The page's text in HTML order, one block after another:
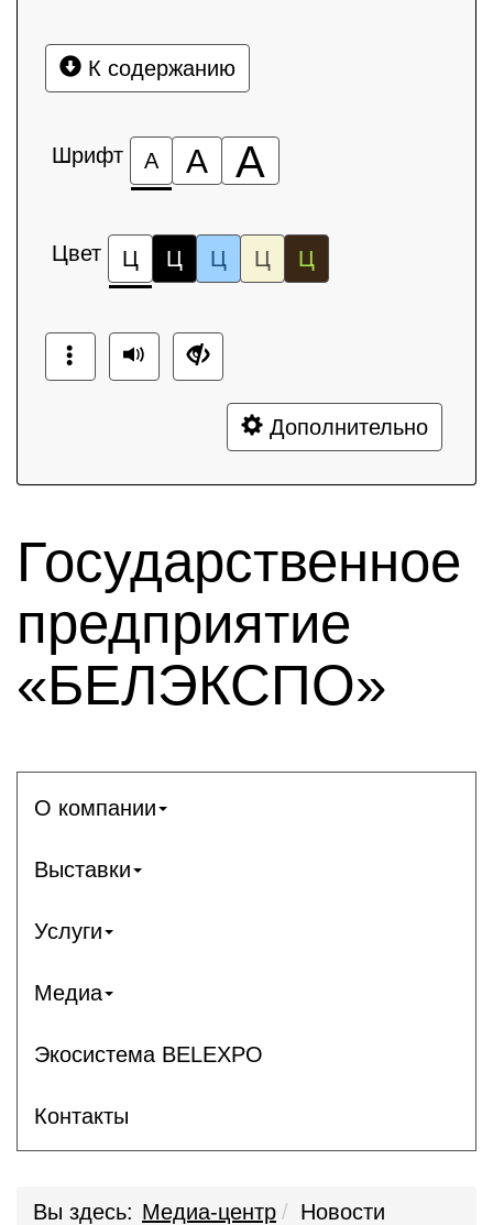
К содержанию
Шрифт А А А
Цвет Ц Ц Ц Ц Ц
Дополнительно
Государственное
предприятие
«БЕЛЭКСПО»
О компании
Выставки
Услуги
Медиа
Экосистема BELEXPO
Контакты
Вы здесь: Медиа-центр Новости